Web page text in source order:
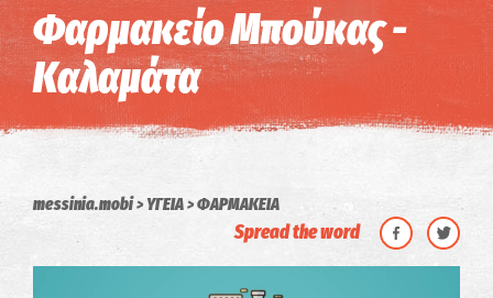
Η εικόνα ενδέχεται να υπόκειται σε πνευματικά δικαιώματα Όροι
Φαρμακείο Μπούκας -
Καλαμάτα
messinia.mobi ΥΓΕΙΑ ΦΑΡΜΑΚΕΙΑ
Spread the word